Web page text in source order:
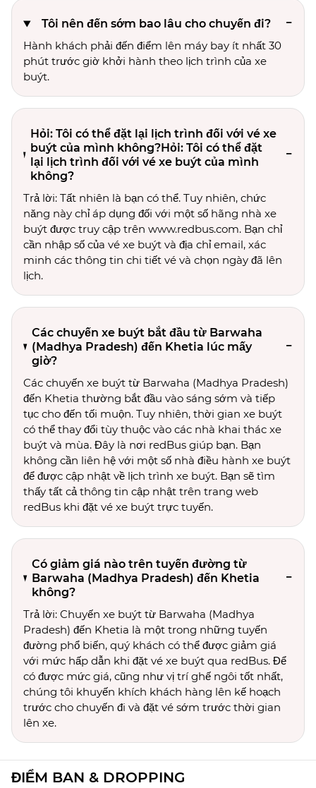
Tôi nên đến sớm bao lâu cho chuyến đi?
Hành khách phải đến điểm lên máy bay ít nhất 30
phút trước giờ khởi hành theo lịch trình của xe
buýt.
Hỏi: Tôi có thể đặt lại lịch trình đối với vé xe
buýt của mình không?Hỏi: Tôi có thể đặt
lại lịch trình đối với vé xe buýt của mình
không?
Trả lời: Tất nhiên là bạn có thể. Tuy nhiên, chức
năng này chỉ áp dụng đối với một số hãng nhà xe
buýt được truy cập trên www.redbus.com. Bạn chỉ
cần nhập số của vé xe buýt và địa chỉ email, xác
minh các thông tin chi tiết vé và chọn ngày đã lên
lịch.
Các chuyến xe buýt bắt đầu từ Barwaha
(Madhya Pradesh) đến Khetia lúc mấy
giờ?
Các chuyến xe buýt từ Barwaha (Madhya Pradesh)
đến Khetia thường bắt đầu vào sáng sớm và tiếp
tục cho đến tối muộn. Tuy nhiên, thời gian xe buýt
có thể thay đổi tùy thuộc vào các nhà khai thác xe
buýt và mùa. Đây là nơi redBus giúp bạn. Bạn
không cần liên hệ với một số nhà điều hành xe buýt
để được cập nhật về lịch trình xe buýt. Bạn sẽ tìm
thấy tất cả thông tin cập nhật trên trang web
redBus khi đặt vé xe buýt trực tuyến.
Có giảm giá nào trên tuyến đường từ
Barwaha (Madhya Pradesh) đến Khetia
không?
Trả lời: Chuyến xe buýt từ Barwaha (Madhya
Pradesh) đến Khetia là một trong những tuyến
đường phổ biến, quý khách có thể được giảm giá
với mức hấp dẫn khi đặt vé xe buýt qua redBus. Để
có được mức giá, cũng như vị trí ghế ngôi tốt nhất,
chúng tôi khuyến khích khách hàng lên kế hoạch
trước cho chuyến đi và đặt vé sớm trước thời gian
lên xe.
ĐIỂM BAN & DROPPING